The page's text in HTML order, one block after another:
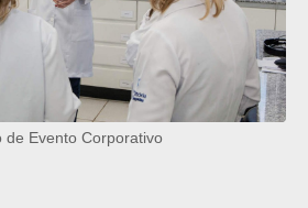
de Evento Corporativo